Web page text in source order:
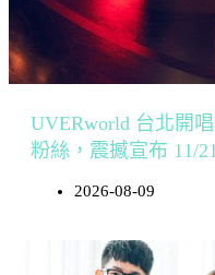
UVERworld 台北開
粉絲，震撼宣布 11/
2026-08-09